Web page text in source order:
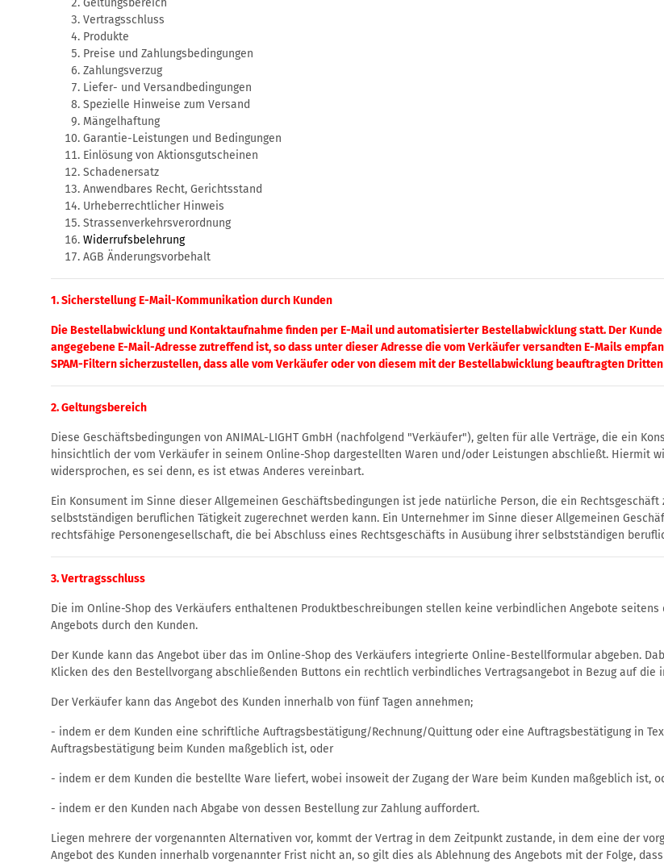
Geltungsbereich
Vertragsschluss
Produkte
Preise und Zahlungsbedingungen
Zahlungsverzug
Liefer- und Versandbedingungen
Spezielle Hinweise zum Versand
Mängelhaftung
Garantie-Leistungen und Bedingungen
Einlösung von Aktionsgutscheinen
Schadenersatz
Anwendbares Recht, Gerichtsstand
Urheberrechtlicher Hinweis
Strassenverkehrsverordnung
Widerrufsbelehrung
AGB Änderungsvorbehalt
1. Sicherstellung E-Mail-Kommunikation durch Kunden
Die Bestellabwicklung und Kontaktaufnahme finden per E-Mail und automatisierter Bestellabwicklung statt. Der
angegebene E-Mail-Adresse zutreffend ist, so dass unter dieser Adresse die vom Verkäufer versandten E-Mails
SPAM-Filtern sicherzustellen, dass alle vom Verkäufer oder von diesem mit der Bestellabwicklung beauftragten
2. Geltungsbereich
Diese Geschäftsbedingungen von ANIMAL-LIGHT GmbH (nachfolgend "Verkäufer"), gelten für alle Verträge, die ein
hinsichtlich der vom Verkäufer in seinem Online-Shop dargestellten Waren und/oder Leistungen abschließt. Hiermit
widersprochen, es sei denn, es ist etwas Anderes vereinbart.
Ein Konsument im Sinne dieser Allgemeinen Geschäftsbedingungen ist jede natürliche Person, die ein
selbstständigen beruflichen Tätigkeit zugerechnet werden kann. Ein Unternehmer im Sinne dieser Allgemeinen
rechtsfähige Personengesellschaft, die bei Abschluss eines Rechtsgeschäfts in Ausübung ihrer selbstständigen
3. Vertragsschluss
Die im Online-Shop des Verkäufers enthaltenen Produktbeschreibungen stellen keine verbindlichen Angebote
Angebots durch den Kunden.
Der Kunde kann das Angebot über das im Online-Shop des Verkäufers integrierte Online-Bestellformular abgeben.
Klicken des den Bestellvorgang abschließenden Buttons ein rechtlich verbindliches Vertragsangebot in Bezug auf
Der Verkäufer kann das Angebot des Kunden innerhalb von fünf Tagen annehmen;
- indem er dem Kunden eine schriftliche Auftragsbestätigung/Rechnung/Quittung oder eine Auftragsbestätigung in
Auftragsbestätigung beim Kunden maßgeblich ist, oder
- indem er dem Kunden die bestellte Ware liefert, wobei insoweit der Zugang der Ware beim Kunden maßgeblich ist,
- indem er den Kunden nach Abgabe von dessen Bestellung zur Zahlung auffordert.
Liegen mehrere der vorgenannten Alternativen vor, kommt der Vertrag in dem Zeitpunkt zustande, in dem eine der
Angebot des Kunden innerhalb vorgenannter Frist nicht an, so gilt dies als Ablehnung des Angebots mit der Folge,